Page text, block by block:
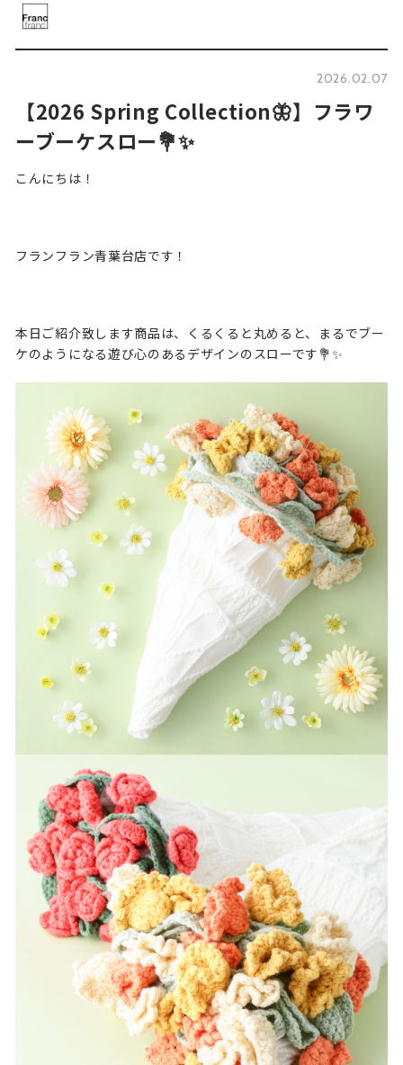
2026.02.07
【2026 Spring Collection🦋】フラワ
ーブーケスロー💐✨
こんにちは！
フランフラン青葉台店です！
本日ご紹介致します商品は、くるくると丸めると、まるでブー
ケのようになる遊び心のあるデザインのスローです💐✨